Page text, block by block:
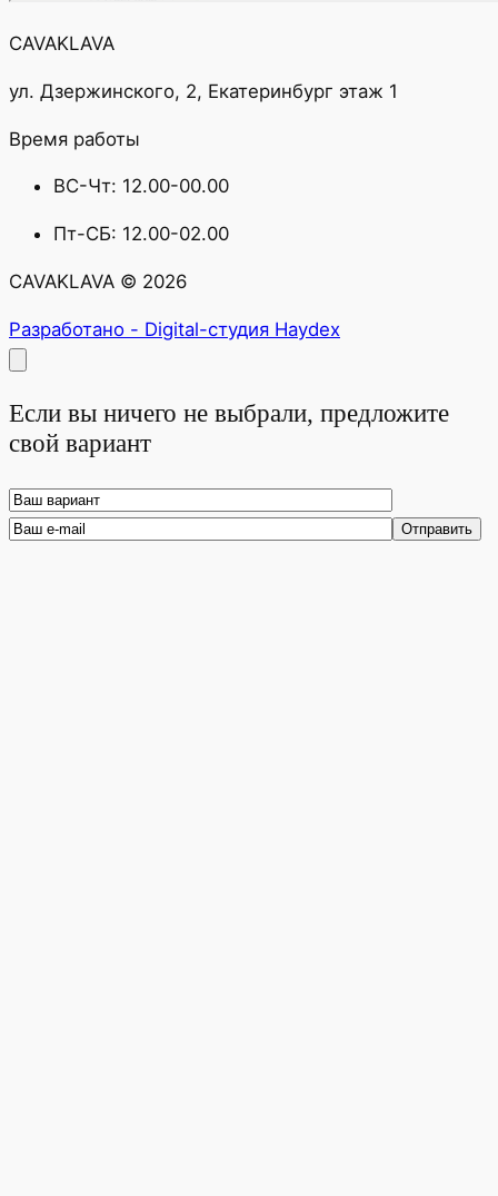
CAVAKLAVA
ул. Дзержинского, 2, Екатеринбург этаж 1
Время работы
ВС-Чт: 12.00-00.00
Пт-СБ: 12.00-02.00
CAVAKLAVA © 2026
Разработано - Digital-студия Haydex
Если вы ничего не выбрали, предложите
свой вариант